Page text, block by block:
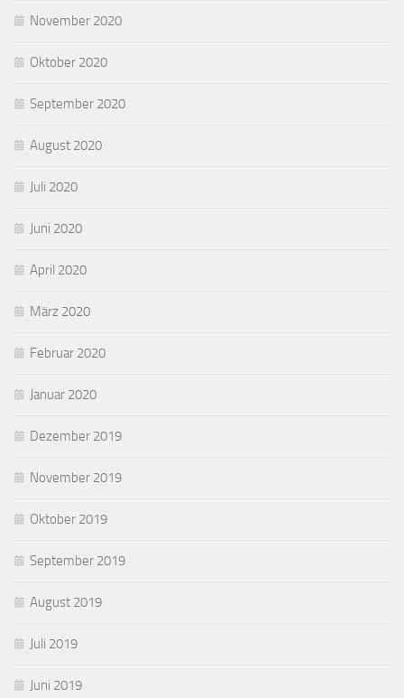
November 2020
Oktober 2020
September 2020
August 2020
Juli 2020
Juni 2020
April 2020
März 2020
Februar 2020
Januar 2020
Dezember 2019
November 2019
Oktober 2019
September 2019
August 2019
Juli 2019
Juni 2019